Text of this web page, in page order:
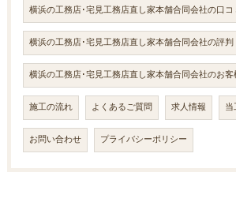
横浜の工務店･宅見工務店直し家本舗合同会社の口
横浜の工務店･宅見工務店直し家本舗合同会社の評判
横浜の工務店･宅見工務店直し家本舗合同会社のお
施工の流れ よくあるご質問 求人情報
お問い合わせ プライバシーポリシー